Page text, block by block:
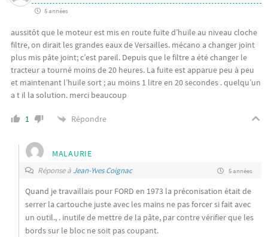
5 années
aussitôt que le moteur est mis en route fuite d’huile au niveau cloche
filtre, on dirait les grandes eaux de Versailles. mécano a changer joint
plus mis pâte joint; c’est pareil. Depuis que le filtre a été changer le
tracteur a tourné moins de 20 heures. La fuite est apparue peu à peu
et maintenant l’huile sort ; au moins 1 litre en 20 secondes . quelqu’un
a t il la solution. merci beaucoup
1 Répondre
MALAURIE
Réponse à Jean-Yves Coignac 5 années
Quand je travaillais pour FORD en 1973 la préconisation était de
serrer la cartouche juste avec les mains ne pas forcer si fait avec
un outil., . inutile de mettre de la pâte, par contre vérifier que les
bords sur le bloc ne soit pas coupant.